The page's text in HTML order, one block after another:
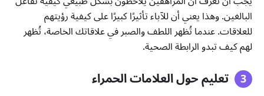
البالغين. وهذا يعني أن للآباء تأثيرًا كبيرًا على كيفية رؤيتهم
للعلاقات. عندما تُظهر اللطف والصبر في علاقاتك الخاصة، تُظهر
لهم كيف تبدو الرابطة الصحية.
تعليم حول العلامات الحمراء